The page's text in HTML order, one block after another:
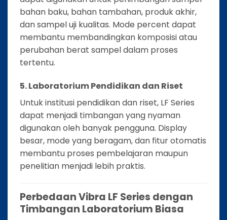
bahan baku, bahan tambahan, produk akhir,
dan sampel uji kualitas. Mode percent dapat
membantu membandingkan komposisi atau
perubahan berat sampel dalam proses
tertentu.
5. Laboratorium Pendidikan dan Riset
Untuk institusi pendidikan dan riset, LF Series
dapat menjadi timbangan yang nyaman
digunakan oleh banyak pengguna. Display
besar, mode yang beragam, dan fitur otomatis
membantu proses pembelajaran maupun
penelitian menjadi lebih praktis.
Perbedaan Vibra LF Series dengan
Timbangan Laboratorium Biasa